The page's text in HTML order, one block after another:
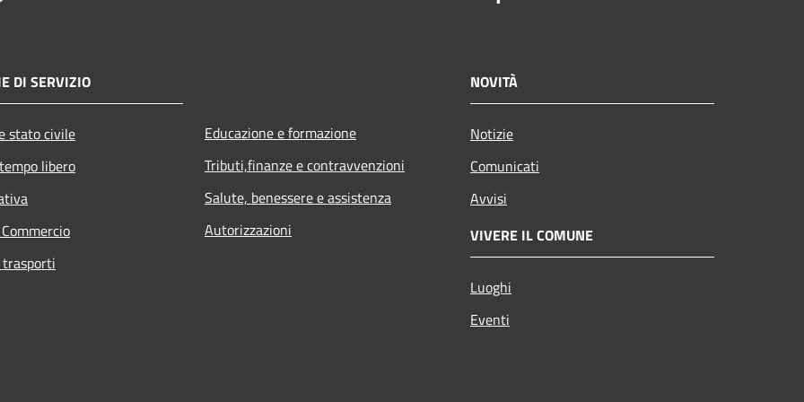
DI SERVIZIO
stato civile
libero
Educazione e formazione
Tributi,finanze e contravvenzioni
Salute, benessere e assistenza
Autorizzazioni
NOVITÀ
Notizie
Comunicati
Avvisi
VIVERE IL COMUNE
Luoghi
Eventi